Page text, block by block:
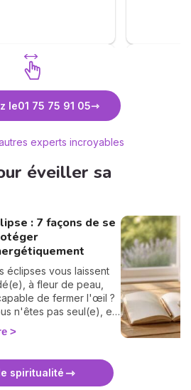
de Saint Ange
le01 75 75 91 05
experts incroyables
éveiller sa
: 7 façons de se
éclipses vous laissent
à fleur de peau,
de fermer l'œil ?
n'êtes pas seul(e), et
: ça se traverse en
Voici 7 gestes
protéger
et
spiritualité